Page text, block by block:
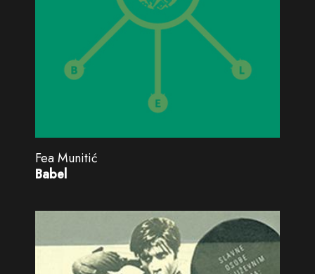
Fea Munitić
Babel